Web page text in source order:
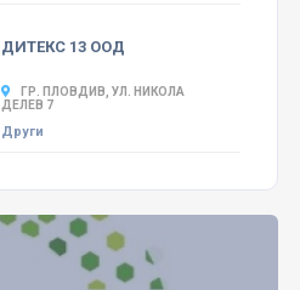
ДИТЕКС 13 ООД
ГР. ПЛОВДИВ, УЛ. НИКОЛА
ДЕЛЕВ 7
Други